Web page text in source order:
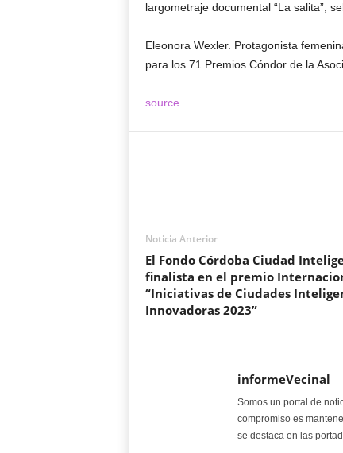
largometraje documental “La salita”,
Eleonora Wexler. Protagonista
para los 71 Premios Cóndor de la
source
Noticia Anterior
El Fondo Córdoba Ciudad
finalista en el premio
“Iniciativas de Ciudades
Innovadoras 2023”
informeVecinal
Somos un portal de
compromiso es
se destaca en las